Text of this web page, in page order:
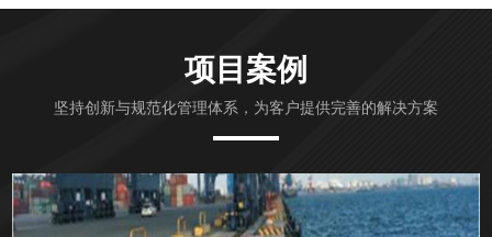
动载撞击试验台获得了国家发明专利。我们公司长期与
项目案例
坚持创新与规范化管理体系，为客户提供完善的解决方案